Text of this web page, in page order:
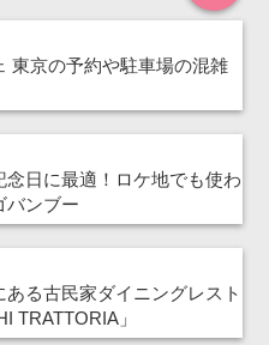
東京の予約や駐車場の混雑
念日に最適！ロケ地でも使わ
バンブー
ある古民家ダイニングレスト
TRATTORIA」